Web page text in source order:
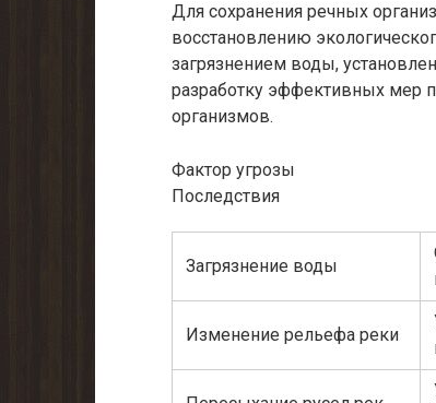
Для сохранения речных
восстановлению
загрязнением воды,
разработку эффективных мер
организмов.
Фактор угрозы
Последствия
Загрязнение воды
Изменение рельефа реки